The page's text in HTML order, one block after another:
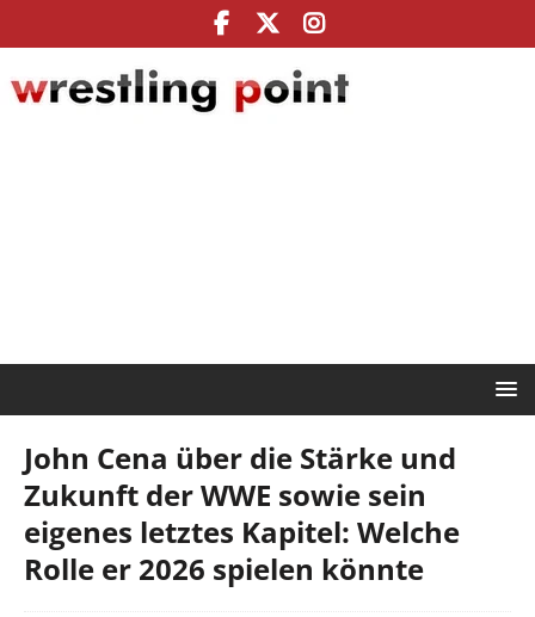
John Cena über die Stärke und
Zukunft der WWE sowie sein
eigenes letztes Kapitel: Welche
Rolle er 2026 spielen könnte